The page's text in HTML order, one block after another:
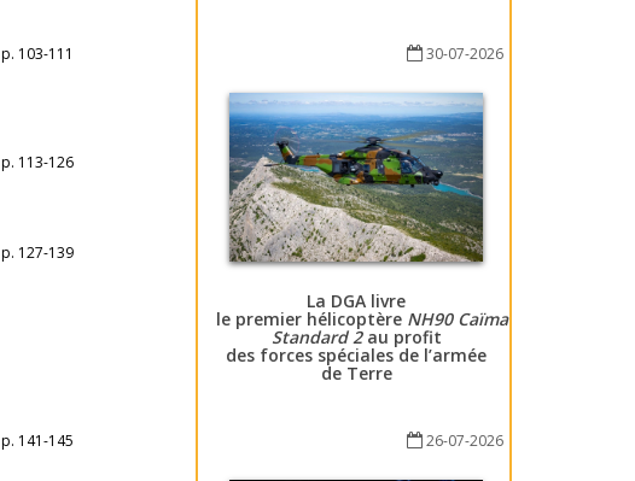
p. 103-111
p. 113-126
p. 127-139
p. 141-145
30-07-2026
La DGA livre
le premier hélicoptère NH90 Caïman
Standard 2au profit
des forces spéciales de l’armée
de Terre
26-07-2026